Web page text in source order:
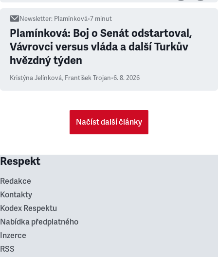
Newsletter: Plamínková•7 minut
Plamínková: Boj o Senát odstartoval,
Vávrovci versus vláda a další Turkův
hvězdný týden
Kristýna Jelínková, František Trojan•6. 8. 2026
Načíst další články
Respekt
Redakce
Kontakty
Kodex Respektu
Nabídka předplatného
Inzerce
RSS